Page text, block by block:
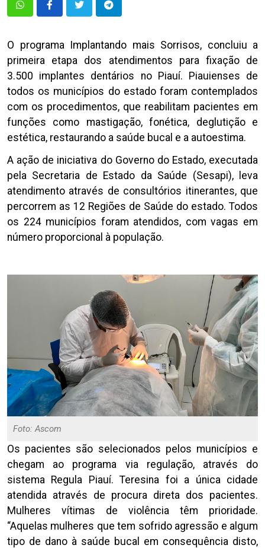
O programa Implantando mais Sorrisos, concluiu a
primeira etapa dos atendimentos para fixação de
3.500 implantes dentários no Piauí. Piauienses de
todos os municípios do estado foram contemplados
com os procedimentos, que reabilitam pacientes em
funções como mastigação, fonética, deglutição e
estética, restaurando a saúde bucal e a autoestima.
A ação de iniciativa do Governo do Estado, executada
pela Secretaria de Estado da Saúde (Sesapi), leva
atendimento através de consultórios itinerantes, que
percorrem as 12 Regiões de Saúde do estado. Todos
os 224 municípios foram atendidos, com vagas em
número proporcional à população.
Foto: Ascom
Os pacientes são selecionados pelos municípios e
chegam ao programa via regulação, através do
sistema Regula Piauí. Teresina foi a única cidade
atendida através de procura direta dos pacientes.
Mulheres vítimas de violência têm prioridade.
“Aquelas mulheres que tem sofrido agressão e algum
tipo de dano à saúde bucal em consequência disto,